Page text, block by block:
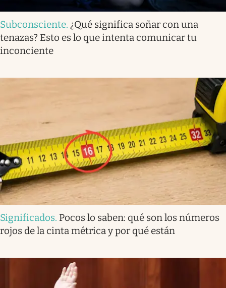
Subconsciente. ¿Qué significa soñar con una
tenazas? Esto es lo que intenta comunicar tu
inconciente
Significados. Pocos lo saben: qué son los números
rojos de la cinta métrica y por qué están